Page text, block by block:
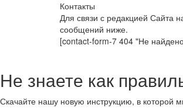
Контакты
Для связи с редакцией Сайта
сообщений ниже.
[contact-form-7 404 "Не
Не знаете как
Скачайте нашу новую инструкцию, в которой